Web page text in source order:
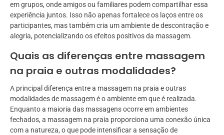
em grupos, onde amigos ou familiares podem compartilhar essa
experiência juntos. Isso não apenas fortalece os laços entre os
participantes, mas também cria um ambiente de descontração e
alegria, potencializando os efeitos positivos da massagem.
Quais as diferenças entre massagem
na praia e outras modalidades?
A principal diferença entre a massagem na praia e outras
modalidades de massagem é o ambiente em que é realizada.
Enquanto a maioria das massagens ocorre em ambientes
fechados, a massagem na praia proporciona uma conexão única
com a natureza, o que pode intensificar a sensação de